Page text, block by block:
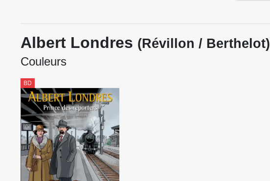
Albert Londres (Révillon / Berthelot)
Couleurs
BD